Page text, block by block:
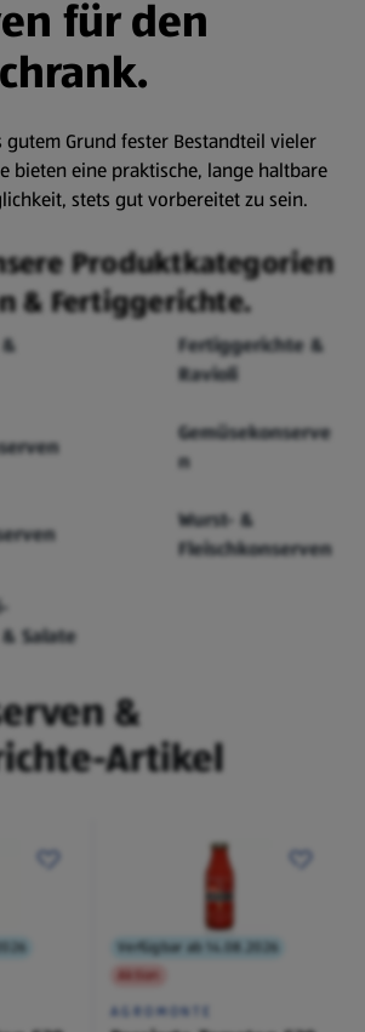
für den
gutem Grund fester Bestandteil vieler
bieten eine praktische, lange haltbare
stets gut vorbereitet zu sein.
Produktkategorien
& Fertiggerichte.
Fertiggerichte &
Ravioli
Gemüsekonserve
n
Wurst- &
Fleischkonserven
Salate
&
Artikel
Verfügbar ab 14.08.2026
Aktion
AGROMONTE